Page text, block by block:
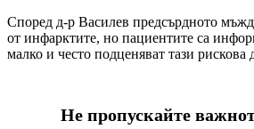
Според д-р Василев предсърдното
от инфарктите, но пациентите са
малко и често подценяват тази рискова
Не пропускайте